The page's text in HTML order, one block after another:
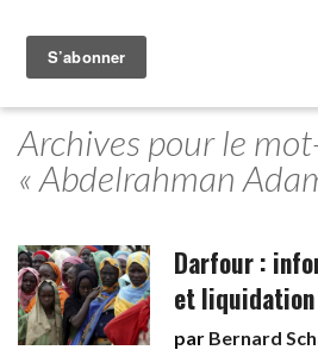
Archives pour le
« Abdelrahman
Darfour :
et
par Bernard